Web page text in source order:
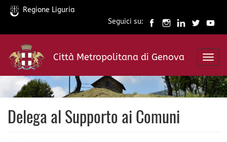
Salta
contenuto
principale
Regione Liguria
Seguici su:
Città Metropolitana di Genova
Delega al Supporto ai Comuni